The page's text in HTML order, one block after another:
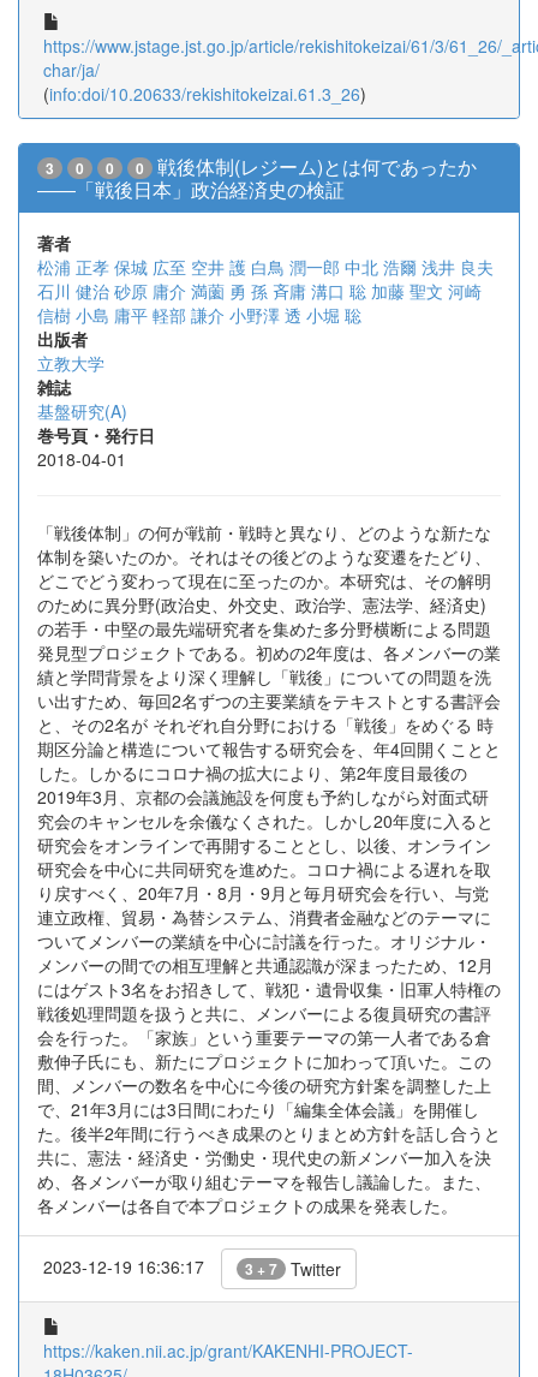
https://www.jstage.jst.go.jp/article/rekishitokeizai/61/3/61_26/
char/ja/
(info:doi/10.20633/rekishitokeizai.61.3_26)
3 0 0 0
戦後体制(レジーム)とは何であったか
――「戦後日本」政治経済史の検証
著者
松浦 正孝 保城 広至 空井 護 白鳥 潤一郎 中北 浩爾 浅井 良夫
石川 健治 砂原 庸介 満薗 勇 孫 斉庸 溝口 聡 加藤 聖文 河崎
信樹 小島 庸平 軽部 謙介 小野澤 透 小堀 聡
出版者
立教大学
雑誌
基盤研究(A)
巻号頁・発行日
2018-04-01
「戦後体制」の何が戦前・戦時と異なり、どのような新たな
体制を築いたのか。それはその後どのような変遷をたどり、
どこでどう変わって現在に至ったのか。本研究は、その解明
のために異分野(政治史、外交史、政治学、憲法学、経済史)
の若手・中堅の最先端研究者を集めた多分野横断による問題
発見型プロジェクトである。初めの2年度は、各メンバーの業
績と学問背景をより深く理解し「戦後」についての問題を洗
い出すため、毎回2名ずつの主要業績をテキストとする書評会
と、その2名が それぞれ自分野における「戦後」をめぐる 時
期区分論と構造について報告する研究会を、年4回開くことと
した。しかるにコロナ禍の拡大により、第2年度目最後の
2019年3月、京都の会議施設を何度も予約しながら対面式研
究会のキャンセルを余儀なくされた。しかし20年度に入ると
研究会をオンラインで再開することとし、以後、オンライン
研究会を中心に共同研究を進めた。コロナ禍による遅れを取
り戻すべく、20年7月・8月・9月と毎月研究会を行い、与党
連立政権、貿易・為替システム、消費者金融などのテーマに
ついてメンバーの業績を中心に討議を行った。オリジナル・
メンバーの間での相互理解と共通認識が深まったため、12月
にはゲスト3名をお招きして、戦犯・遺骨収集・旧軍人特権の
戦後処理問題を扱うと共に、メンバーによる復員研究の書評
会を行った。「家族」という重要テーマの第一人者である倉
敷伸子氏にも、新たにプロジェクトに加わって頂いた。この
間、メンバーの数名を中心に今後の研究方針案を調整した上
で、21年3月には3日間にわたり「編集全体会議」を開催し
た。後半2年間に行うべき成果のとりまとめ方針を話し合うと
共に、憲法・経済史・労働史・現代史の新メンバー加入を決
め、各メンバーが取り組むテーマを報告し議論した。また、
各メンバーは各自で本プロジェクトの成果を発表した。
2023-12-19 16:36:17 3 + 7 Twitter
https://kaken.nii.ac.jp/grant/KAKENHI-PROJECT-